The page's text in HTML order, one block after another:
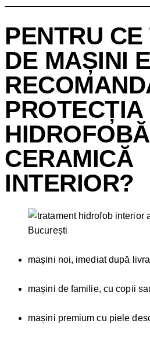
PENTRU CE
DE MAȘINI
PROTECȚIA
CERAMICĂ
INTERIOR?
mașini noi, imediat după
mașini de familie, cu copii
mașini premium cu piele